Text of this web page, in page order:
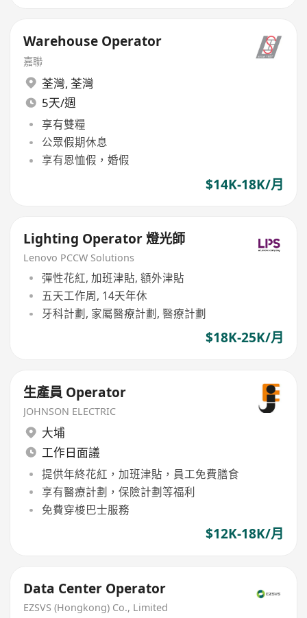
Warehouse Operator
嘉聯
荃灣, 荃灣
5天/週
享有雙糧
公眾假期休息
享有恩恤假，婚假
$14K-18K/月
Lighting Operator 燈光師
Lenovo PCCW Solutions
彈性花紅, 加班津貼, 額外津貼
五天工作周, 14天年休
牙科計劃, 家屬醫療計劃, 醫療計劃
$18K-25K/月
生產員 Operator
JOHNSON ELECTRIC
大埔
工作日面議
提供年終花紅，加班津貼，員工免費膳食
享有醫療計劃，保險計劃等福利
免費穿梭巴士服務
$12K-18K/月
Data Center Operator
EZSVS (Hongkong) Co., Limited